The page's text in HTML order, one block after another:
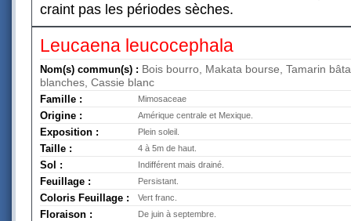
craint pas les périodes sèches.
Leucaena leucocephala
Nom(s) commun(s) : Bois bourro, Makata bourse, Tamarin
blanches, Cassie blanc
Famille : Mimosaceae
Origine : Amérique centrale et Mexique.
Exposition : Plein soleil.
Taille : 4 à 5m de haut.
Sol : Indifférent mais drainé.
Feuillage : Persistant.
Coloris Feuillage : Vert franc.
Floraison : De juin à septembre.